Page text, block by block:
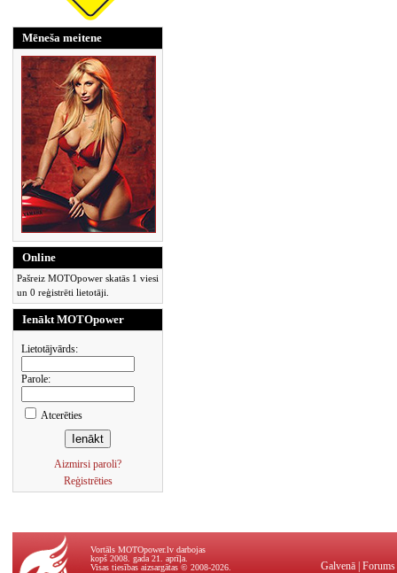
Mēneša meitene
Online
Pašreiz MOTOpower skatās 1 viesi
un 0 reģistrēti lietotāji.
Ienākt MOTOpower
Lietotājvārds:
Parole:
Atcerēties
Aizmirsi paroli?
Reģistrēties
Vortāls MOTOpower.lv darbojas
kopš 2008. gada 21. aprīļa.
Visas tiesības aizsargātas © 2008-2026.
Galvenā Forums